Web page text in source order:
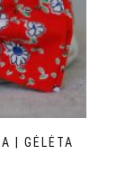
| GĖLĖTA